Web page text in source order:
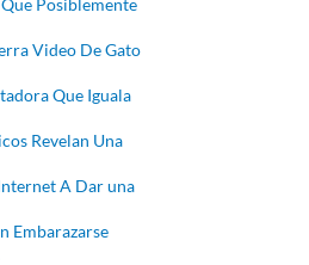
Posiblemente
Video De Gato
Que Iguala
Revelan Una
A Dar una
Embarazarse